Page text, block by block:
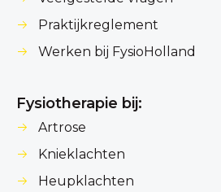
Praktijkreglement
Werken bij FysioHolland
Fysiotherapie bij:
Artrose
Knieklachten
Heupklachten